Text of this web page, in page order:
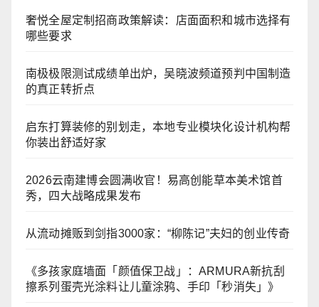
奢悦全屋定制招商政策解读：店面面积和城市选择有
哪些要求
南极极限测试成绩单出炉，吴晓波频道预判中国制造
的真正转折点
启东打算装修的别划走，本地专业模块化设计机构帮
你装出舒适好家
2026云南建博会圆满收官！易高创能草本美术馆首
秀，四大战略成果发布
从流动摊贩到剑指3000家：“柳陈记”夫妇的创业传奇
《多孩家庭墙面「颜值保卫战」：ARMURA新抗刮
擦系列蛋壳光涂料让儿童涂鸦、手印「秒消失」》